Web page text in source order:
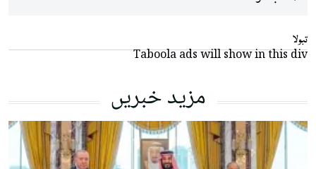
تبولا
Taboola ads will show in this div
مزید خبریں